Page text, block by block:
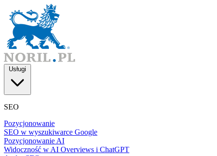
Usługi
SEO
Pozycjonowanie
SEO w wyszukiwarce Google
Pozycjonowanie AI
Widoczność w AI Overviews i ChatGPT